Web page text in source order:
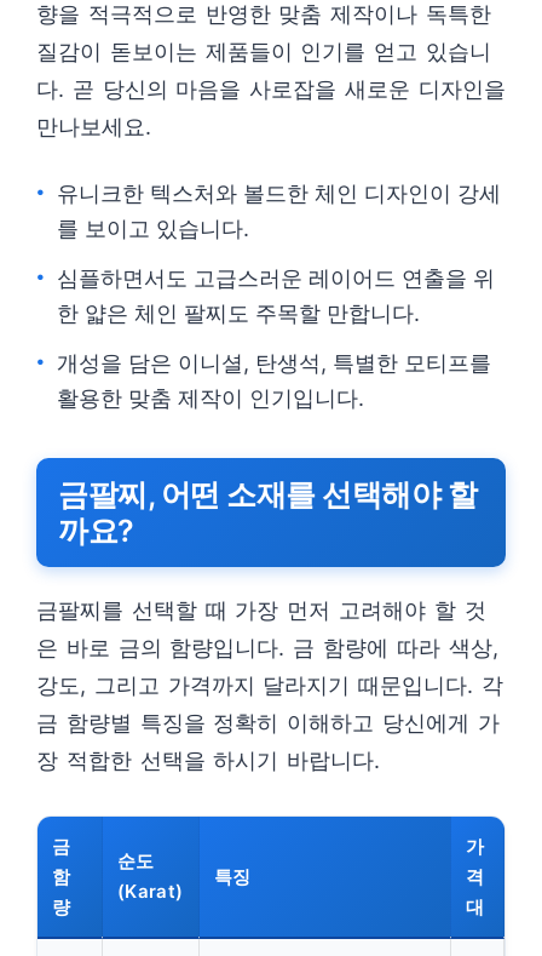
향을 적극적으로 반영한 맞춤 제작이나 독특한
질감이 돋보이는 제품들이 인기를 얻고 있습니
다. 곧 당신의 마음을 사로잡을 새로운 디자인을
만나보세요.
유니크한 텍스처와 볼드한 체인 디자인이 강세
를 보이고 있습니다.
심플하면서도 고급스러운 레이어드 연출을 위
한 얇은 체인 팔찌도 주목할 만합니다.
개성을 담은 이니셜, 탄생석, 특별한 모티프를
활용한 맞춤 제작이 인기입니다.
금팔찌, 어떤 소재를 선택해야 할
까요?
금팔찌를 선택할 때 가장 먼저 고려해야 할 것
은 바로 금의 함량입니다. 금 함량에 따라 색상,
강도, 그리고 가격까지 달라지기 때문입니다. 각
금 함량별 특징을 정확히 이해하고 당신에게 가
장 적합한 선택을 하시기 바랍니다.
금
함
량
순도
(Karat)
특징
가
격
대